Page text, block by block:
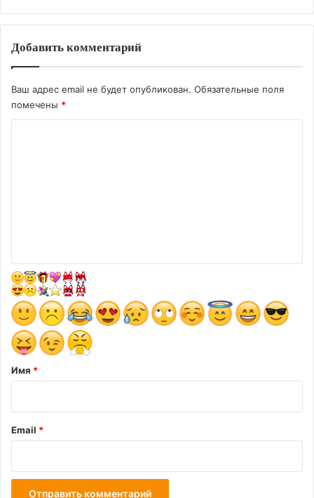
Добавить комментарий
Ваш адрес email не будет опубликован. Обязательные поля
помечены *
а
р
и
й
Имя *
Email *